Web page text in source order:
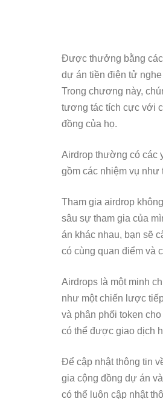
Được thưởng bằng các
dự án tiền điện tử
Trong chương này,
tương tác tích cực với
đồng của họ.
Airdrop thường có các
gồm các nhiệm vụ như
Tham gia airdrop
sâu sự tham gia của
án khác nhau, bạn sẽ
có cùng quan điểm và
Airdrops là một minh
như một chiến lược
và phân phối token
có thể được giao dịch
Để cập nhật thông tin
gia cộng đồng dự án
có thể luôn cập nhật